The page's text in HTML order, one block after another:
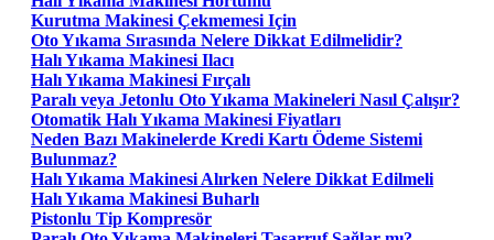
Kurutma Makinesi Çekmemesi Için
Oto Yıkama Sırasında Nelere Dikkat Edilmelidir?
Halı Yıkama Makinesi Ilacı
Halı Yıkama Makinesi Fırçalı
Paralı veya Jetonlu Oto Yıkama Makineleri Nasıl Çalışır?
Otomatik Halı Yıkama Makinesi Fiyatları
Neden Bazı Makinelerde Kredi Kartı Ödeme Sistemi
Bulunmaz?
Halı Yıkama Makinesi Alırken Nelere Dikkat Edilmeli
Halı Yıkama Makinesi Buharlı
Pistonlu Tip Kompresör